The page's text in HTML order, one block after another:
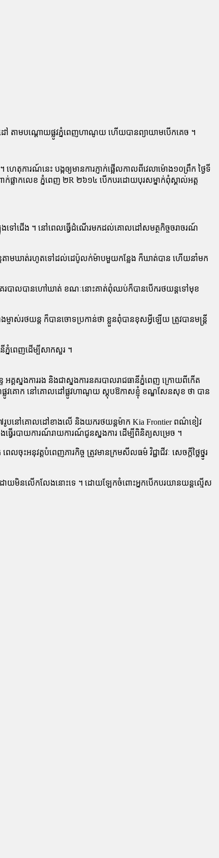
ៅ តាម​បណ្ដោយ​ផ្លូវ​ភ្នំពេញ​ហាណូយ ហើយ​បាន​ព្យាយាម​បើក​គេច ។
ការណ៍​នេះ បង្ក​ឲ្យ​មានការ​ភ្ញាក់ផ្អើល​កាលពី​វេលា​ម៉ោង​១០​ព្រឹក ថ្ងៃ​ទី​
លា​ក​លេខ ភ្នំពេញ ២R ២៦១៤ បើកបរ​ដោយ​បុរស​ម្នាក់​ពុំ​ស្គាល់​អត្ត
ទៅ​ជើង ។ នៅ​ពេល​ធ្វើ​ដំណើរ​មក​ដល់​គោលដៅ​សមត្ថកិច្ច​ចរាចរណ៍
ត​តាម​ឃាត់​រហូត​ទៅ​ដល់​ដេប៉ូ​លក់​ម៉ា​ប​មួយ​កន្លែង ក៏​ឃាត់​បាន ហើយ​នាំ​មក​
របាល​បាន​ហៅ​ឃាត់ ខណៈនោះ​គាត់​ពុំ​ឈប់​ក៏​បាន​បើករថយន្ត​ទៅ​មុខ
ស់​រថយន្ត ក៏​បាន​ចោទប្រកាន់​ថា ខ្លួន​ពុំ​បាន​ខុស​អ្វី​ឡើយ ត្រូវ​បាន​មន្ត្រី​
ភ្នំពេញ​ដើម្បី​សាកសួរ ។
គ្គស្នងការ​រង និង​ជា​ស្នងការ​នគរបាល​រាជធានី​ភ្នំពេញ ក្រោយ​ពី​កើត
ច​ណ៍​ផ្លូវគោក នៅ​គោលដៅ​ផ្លូវ​ហាណូយ ស្តុ​ប​ឱកាស​ខ្ញុំ ខណ្ឌ​សែន​សុខ ថា បាន​
ន​៧​រូប​នៅ​គោលដៅ​ខាងលើ និង​យក​រថយន្ត​ម៉ាក Kia Frontier ពណ៌​ខៀវ
ើ​របាយការណ៍​រាយការណ៍​ជូន​ស្នងការ ដើម្បី​ពិនិត្យ​សម្រេច ។
ះ​អនុវត្ត​បំពេញភារកិច្ច ត្រូវ​មាន​ក្រមសីលធម៌ វិជ្ជាជីវៈ សេចក្ដី​ថ្លៃថ្នូរ
ដោយ​មិន​លើកលែង​នោះ​ទេ ។ ដោយឡែក​ចំពោះ​អ្នកបើកបរ​យានយន្ត​ល្មើស